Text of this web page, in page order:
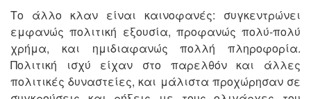
Το άλλο κλαν είναι καινοφανές: συγκεντρώνει
εμφανώς πολιτική εξουσία, προφανώς πολύ-πολύ
χρήμα, και ημιδιαφανώς πολλή πληροφορία.
Πολιτική ισχύ είχαν στο παρελθόν και άλλες
πολιτικές δυναστείες, και μάλιστα προχώρησαν σε